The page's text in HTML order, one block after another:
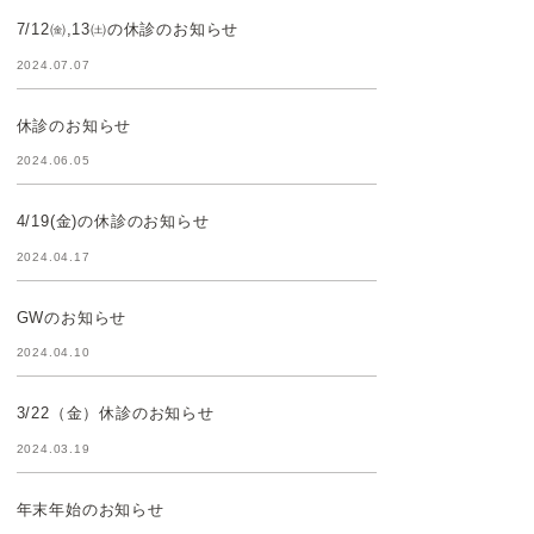
7/12㈮,13㈯の休診のお知らせ
2024.07.07
休診のお知らせ
2024.06.05
4/19(金)の休診のお知らせ
2024.04.17
GWのお知らせ
2024.04.10
3/22（金）休診のお知らせ
2024.03.19
年末年始のお知らせ